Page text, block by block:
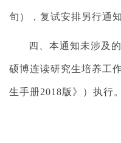
旬），复试安排另行通知
四、本通知未涉及
硕博连读研究生培养工
生手册2018版》）执行。